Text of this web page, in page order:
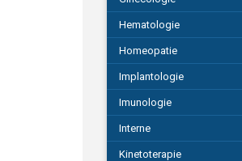
Hematologie
Homeopatie
Implantologie
Imunologie
Interne
Kinetoterapie